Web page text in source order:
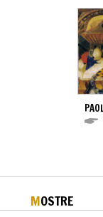
MOSTRE